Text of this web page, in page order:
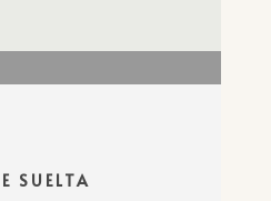
SUELTA